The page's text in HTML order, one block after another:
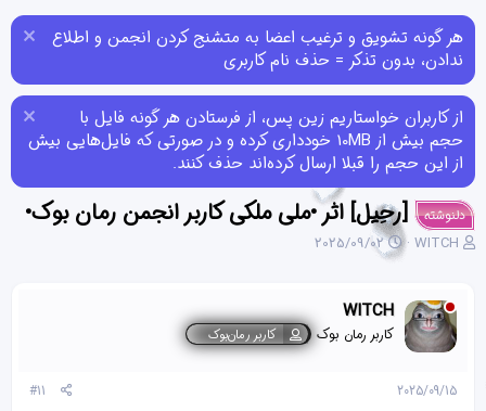
هر گونه تشویق و ترغیب اعضا به متشنج کردن انجمن و اطلاع
ندادن، بدون تذکر = حذف نام کاربری
از کاربران خواستاریم زین پس، از فرستادن هر گونه فایل با
حجم بیش از 10MB خودداری کرده و در صورتی که فایل‌هایی بیش
از این حجم را قبلا ارسال کرده‌اند حذف کنند.
دلنوشته [رحِیل] اثر •ملی ملکی کاربر انجمن رمان بوک•
ن
س
د
و
WITCH
ت
ا
ی
خ
ش
2025/09/02
WITCH
کاربر رمان بوک کاربر رمان‌بوک
2025/09/15
#11